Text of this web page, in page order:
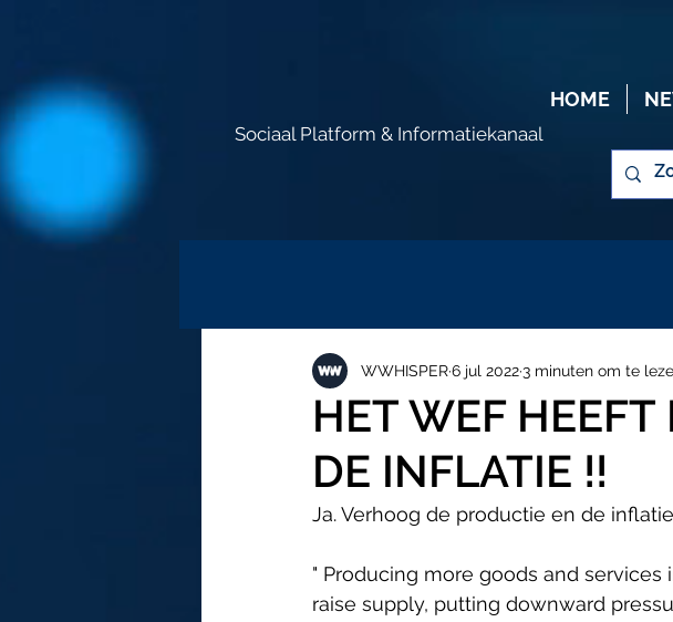
HOME
Sociaal Platform & Informatiekanaal
HET WEF HEEFT
DE INFLATIE !!
WWHISPER6 jul 20223 minuten om te
Ja. Verhoog de productie en de
" Producing more goods and
raise supply, putting downward